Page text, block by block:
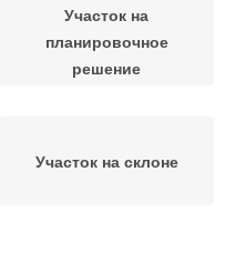
Участок на
планировочное
решение
Участок на склоне